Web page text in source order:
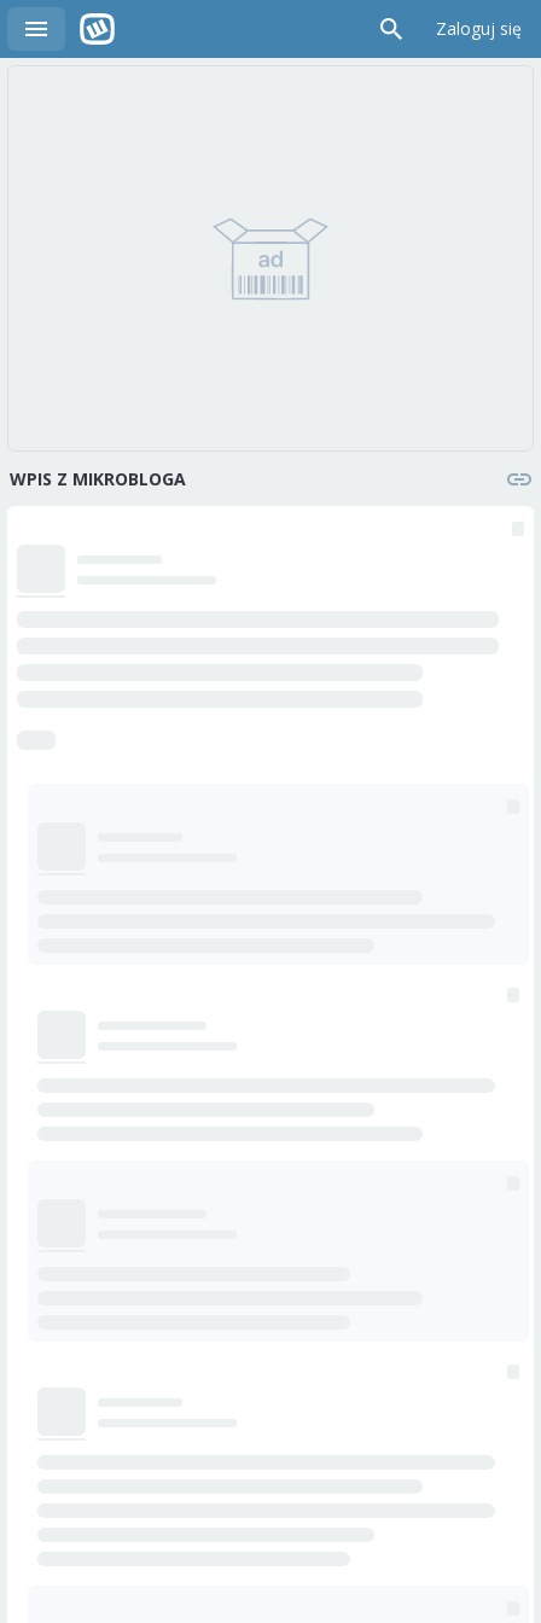
Zaloguj się
WPIS Z MIKROBLOGA